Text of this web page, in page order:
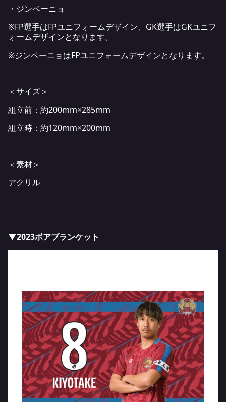
・ジンベーニョ
※FP選手はFPユニフォームデザイン、GK選手はGKユニフ
ォームデザインとなります。
※ジンベーニョはFPユニフォームデザインとなります。
＜サイズ＞
組立前：約200mm×285mm
組立時：約120mm×200mm
＜素材＞
アクリル
▼2023ボアブランケット